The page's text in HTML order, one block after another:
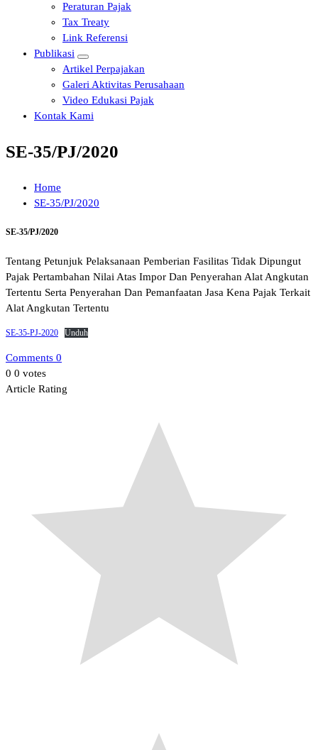
Peraturan Pajak
Tax Treaty
Link Referensi
Publikasi
Artikel Perpajakan
Galeri Aktivitas Perusahaan
Video Edukasi Pajak
Kontak Kami
SE-35/PJ/2020
Home
SE-35/PJ/2020
SE-35/PJ/2020
Tentang Petunjuk Pelaksanaan Pemberian Fasilitas Tidak Dipungut
Pajak Pertambahan Nilai Atas Impor Dan Penyerahan Alat Angkutan
Tertentu Serta Penyerahan Dan Pemanfaatan Jasa Kena Pajak Terkait
Alat Angkutan Tertentu
SE-35-PJ-2020 Unduh
Comments 0
0 0 votes
Article Rating